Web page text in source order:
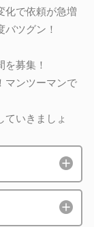
化で依頼が急増
ツグン！
募集！
マンツーマンで
ていきましょ